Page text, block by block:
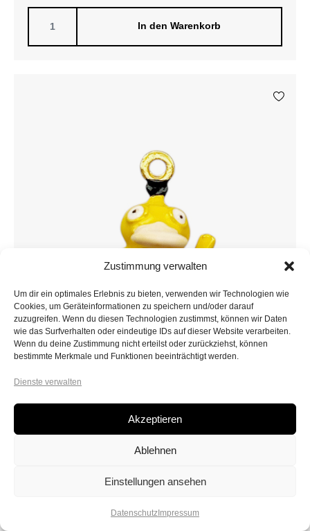
Zustimmung verwalten
Um dir ein optimales Erlebnis zu bieten, verwenden wir Technologien wie
Cookies, um Geräteinformationen zu speichern und/oder darauf
zuzugreifen. Wenn du diesen Technologien zustimmst, können wir Daten
wie das Surfverhalten oder eindeutige IDs auf dieser Website verarbeiten.
Wenn du deine Zustimmung nicht erteilst oder zurückziehst, können
bestimmte Merkmale und Funktionen beeinträchtigt werden.
Dienste verwalten
Akzeptieren
Ablehnen
Einstellungen ansehen
Datenschutz Impressum
In den Warenkorb
Mini-Cartoon Character 3D Charm / Ente
19x14mm
In den Warenkorb